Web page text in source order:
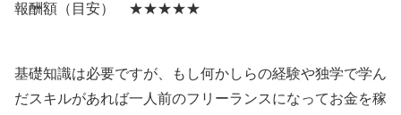
報酬額（目安） ★★★★★
基礎知識は必要ですが、もし何かしらの経験や独学で学ん
だスキルがあれば一人前のフリーランスになってお金を稼